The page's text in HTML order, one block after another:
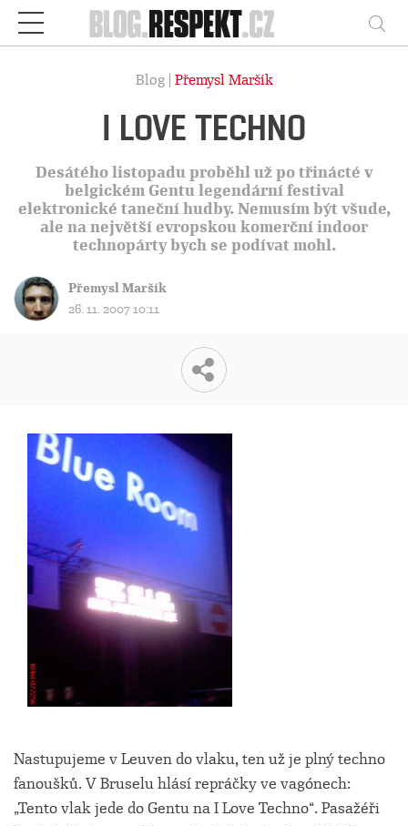
Respekt
Blog | Přemysl Maršík
I LOVE TECHNO
Desátého listopadu proběhl už po třinácté v
belgickém Gentu legendární festival
elektronické taneční hudby. Nemusím být všude,
ale na největší evropskou komerční indoor
technopárty bych se podívat mohl.
Přemysl Maršík
26. 11. 2007 10:11
Nastupujeme v Leuven do vlaku, ten už je plný techno
fanoušků. V Bruselu hlásí repráčky ve vagónech:
„Tento vlak jede do Gentu na I Love Techno“. Pasažéři